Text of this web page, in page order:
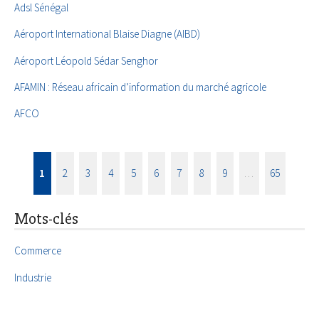
Adsl Sénégal
Aéroport International Blaise Diagne (AIBD)
Aéroport Léopold Sédar Senghor
AFAMIN : Réseau africain d’information du marché agricole
AFCO
1 2 3 4 5 6 7 8 9 … 65
Mots-clés
Commerce
Industrie